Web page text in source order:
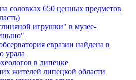
соловках 650 ценных предметов
игрушки" в музее-
евразии найдена в
урала
в липецке
жителей липецкой области